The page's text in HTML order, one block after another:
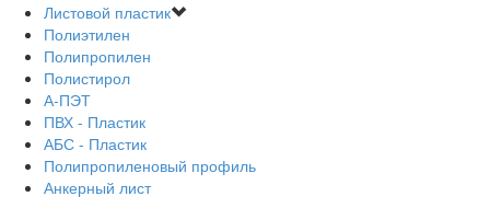
Листовой пластик
Полиэтилен
Полипропилен
Полистирол
А-ПЭТ
ПВХ - Пластик
АБС - Пластик
Полипропиленовый профиль
Анкерный лист